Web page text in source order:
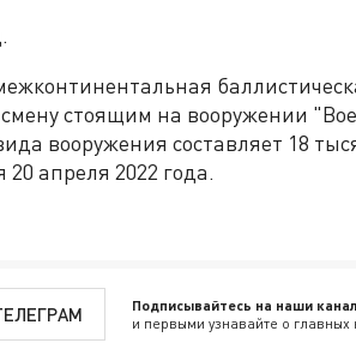
стоящим на вооружении
вооружения составляет 18
20 апреля 2022 года.
Подписывайтесь на наши
и первыми узнавайте о